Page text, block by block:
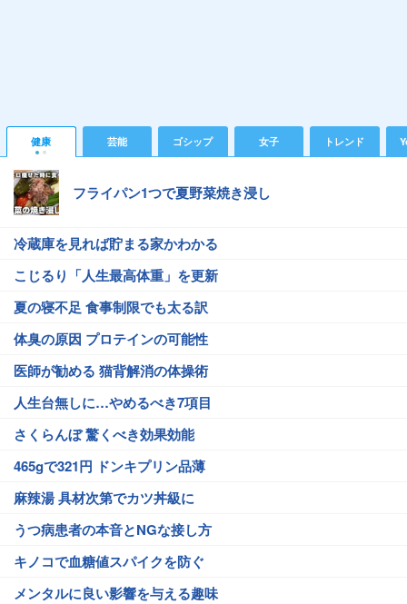
健康 芸能 ゴシップ 女子 トレンド
フライパン1つで夏野菜焼き浸し
冷蔵庫を見れば貯まる家かわかる
こじるり「人生最高体重」を更新
夏の寝不足 食事制限でも太る訳
体臭の原因 プロテインの可能性
医師が勧める 猫背解消の体操術
人生台無しに…やめるべき7項目
さくらんぼ 驚くべき効果効能
465gで321円 ドンキプリン品薄
麻辣湯 具材次第でカツ丼級に
うつ病患者の本音とNGな接し方
キノコで血糖値スパイクを防ぐ
メンタルに良い影響を与える趣味